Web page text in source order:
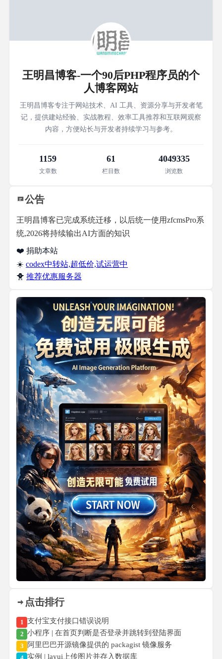
王明昌博客-一个90后PHP程序员的个
人博客网站
王明昌博客专注于网站技术、AI 工具、资源分享与开发者笔
记，提供建站经验、实战教程、效率工具推荐和互联网观察
内容，方便站长与开发者持续学习与参考。
1159
文章数
61
栏目数
4049335
浏览数
公告
王明昌博客已完成系统迁移，以后统一使用zfcmsPro系
统,2026将持续输出AI方面的知识
❤️ 捐助本站
☀️ codex中转站,超低价,试运营中
🐥 推荐优惠服务器
点击排行
1 支付宝支付接口错误说明
2 小程序 | 在首页判断是否登录并跳转到登陆界面
3 阿里巴巴开源镜像提供的 packagist 镜像服务
实例 | layui上传图片并存入数据库